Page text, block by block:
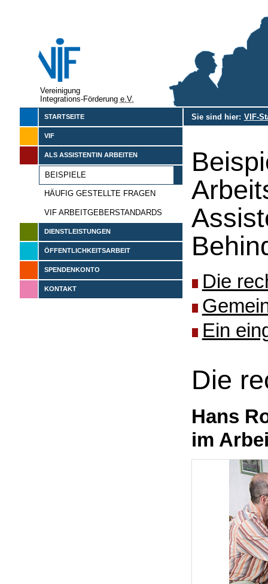
Vereinigung
Integrations-Förderung e.V.
STARTSEITE
VIF
ALS ASSISTENTIN ARBEITEN
BEISPIELE
HÄUFIG GESTELLTE FRAGEN
VIF ARBEITGEBERSTANDARDS
DIENSTLEISTUNGEN
ÖFFENTLICHKEITSARBEIT
SPENDENKONTO
KONTAKT
Sie sind hier: VIF-
Die
Ein
Die
Hans
im